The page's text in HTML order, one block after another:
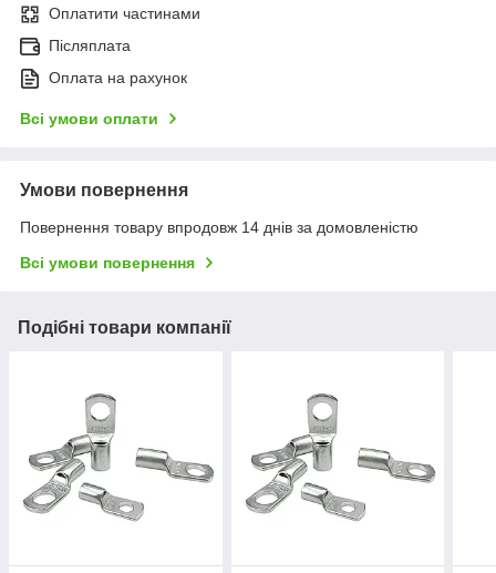
Оплатити частинами
Післяплата
Оплата на рахунок
Всі умови оплати
Умови повернення
Повернення товару впродовж 14 днів за домовленістю
Всі умови повернення
Подібні товари компанії